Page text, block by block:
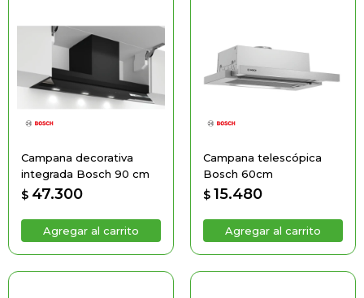
Campana decorativa
integrada Bosch 90 cm
$ 47.300
Campana telescópica
Bosch 60cm
$ 15.480